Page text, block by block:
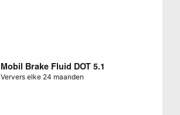
Mobil Brake Fluid DOT 5.1
Ververs elke 24 maanden